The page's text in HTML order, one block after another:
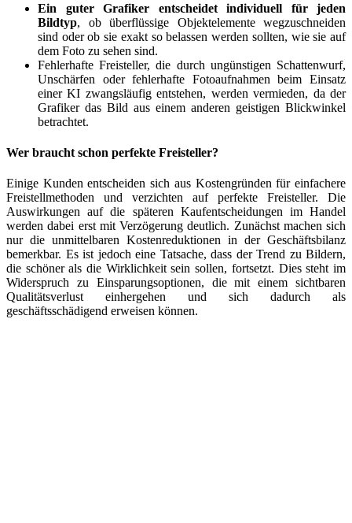
Ein guter Grafiker entscheidet individuell für jeden
Bildtyp, ob überflüssige Objektelemente wegzuschneiden
sind oder ob sie exakt so belassen werden sollten, wie sie auf
dem Foto zu sehen sind.
Fehlerhafte Freisteller, die durch ungünstigen Schattenwurf,
Unschärfen oder fehlerhafte Fotoaufnahmen beim Einsatz
einer KI zwangsläufig entstehen, werden vermieden, da der
Grafiker das Bild aus einem anderen geistigen Blickwinkel
betrachtet.
Wer braucht schon perfekte Freisteller?
Einige Kunden entscheiden sich aus Kostengründen für einfachere
Freistellmethoden und verzichten auf perfekte Freisteller. Die
Auswirkungen auf die späteren Kaufentscheidungen im Handel
werden dabei erst mit Verzögerung deutlich. Zunächst machen sich
nur die unmittelbaren Kostenreduktionen in der Geschäftsbilanz
bemerkbar. Es ist jedoch eine Tatsache, dass der Trend zu Bildern,
die schöner als die Wirklichkeit sein sollen, fortsetzt. Dies steht im
Widerspruch zu Einsparungsoptionen, die mit einem sichtbaren
Qualitätsverlust einhergehen und sich dadurch als
geschäftsschädigend erweisen können.